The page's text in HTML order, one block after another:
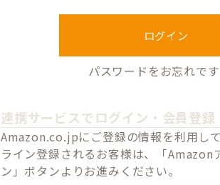
)
ログイン
パスワードをお忘れです
連携サービスでログイン・会員登録
Amazon.co.jpにご登録の情報を利用し
ライン登録されるお客様は、「Amazon
ン」ボタンよりお進みください。